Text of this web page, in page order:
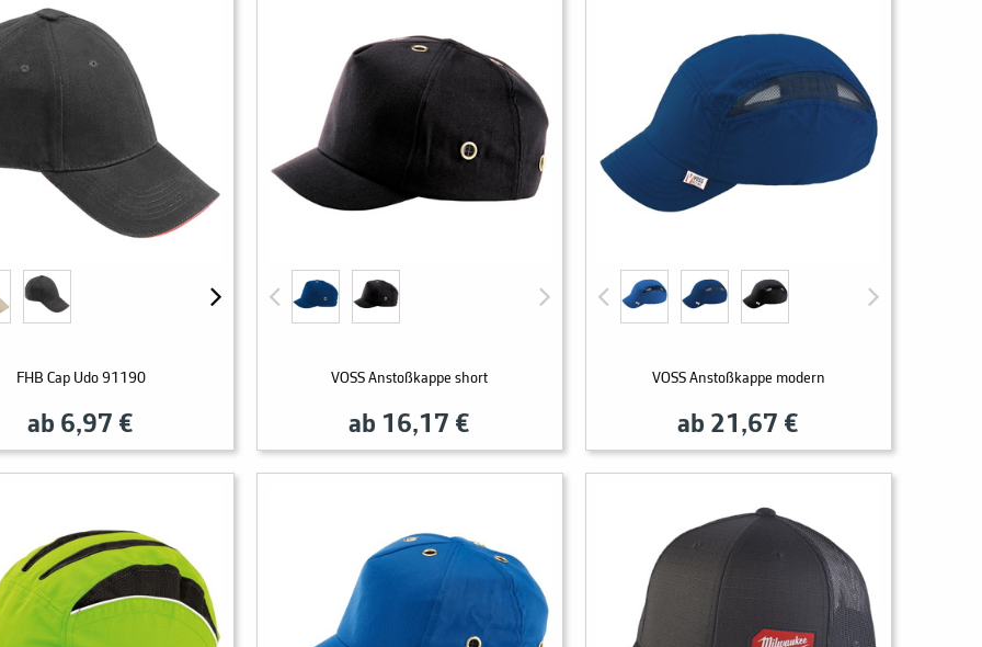
FHB Cap Udo 91190
ab 6,97 €
VOSS Anstoßkappe short
ab 16,17 €
VOSS Anstoßkappe modern
ab 21,67 €